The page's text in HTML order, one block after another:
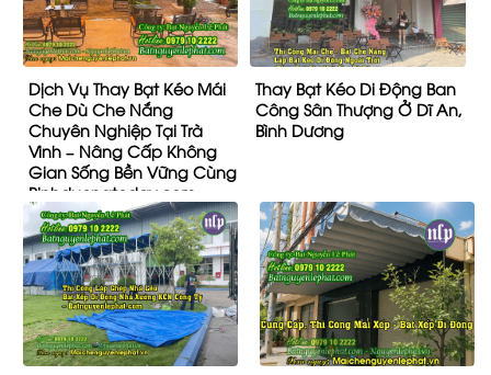
Dịch Vụ Thay Bạt Kéo Mái
Che Dù Che Nắng
Chuyên Nghiệp Tại Trà
Vinh – Nâng Cấp Không
Gian Sống Bền Vững Cùng
Binhduongtoday.com
Thay Bạt Kéo Di Động Ban
Công Sân Thượng Ở Dĩ An,
Bình Dương